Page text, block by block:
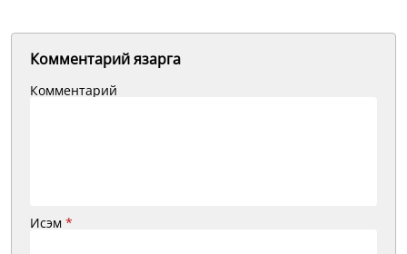
Комментарий язарга
Комментарий
Исэм *